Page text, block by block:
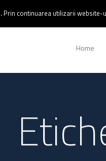
Home
continuarea utilizarii